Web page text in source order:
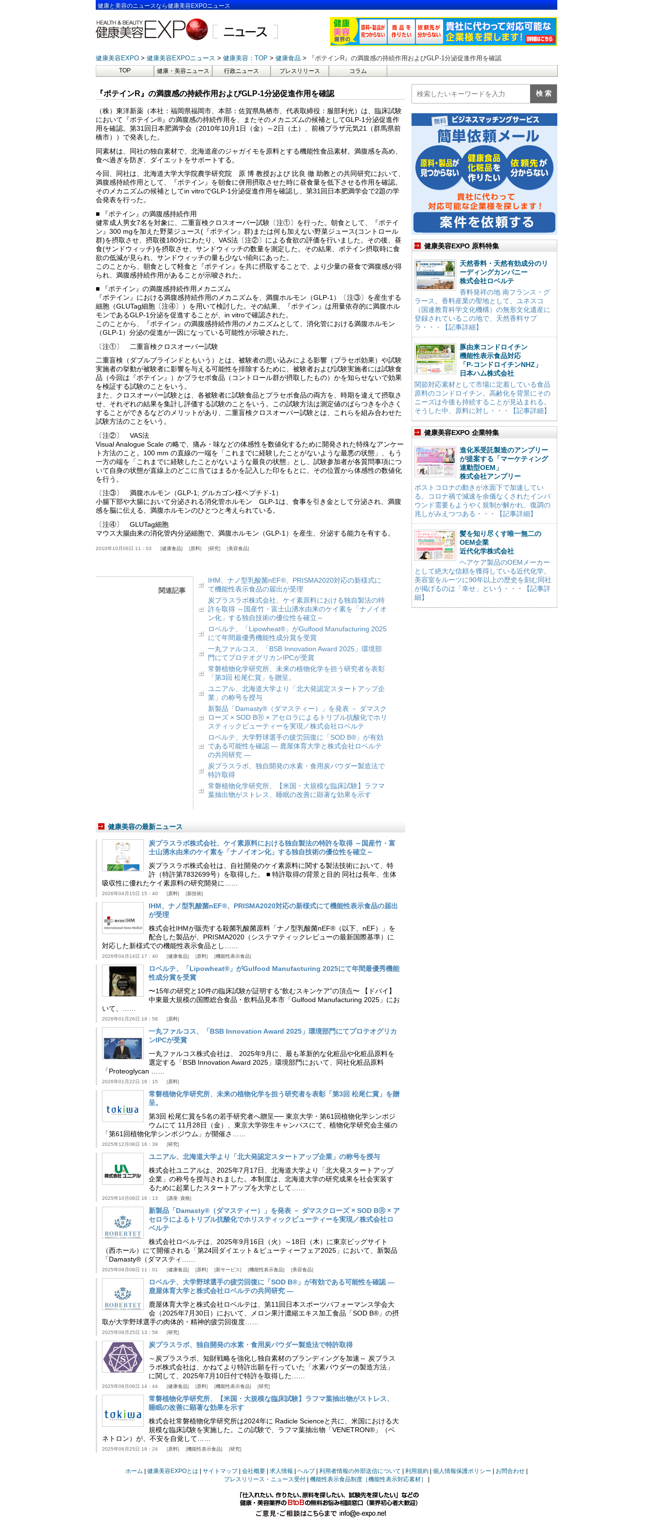
健康と美容のニュースなら健康美容EXPOニュース
健康美容EXPO 健康美容EXPOニュース 健康美容：TOP 健康食品 『ポテインR』の満腹感の持続作用およびGLP-1分泌促進作用を確認
TOP 健康・美容ニュース 行政ニュース プレスリリース コラム
『ポテインR』の満腹感の持続作用およびGLP-1分泌促進作用を確認
（株）東洋新薬（本社：福岡県福岡市、本部：佐賀県鳥栖市、代表取締役：服部利光）は、臨床試験
において『ポテイン®』の満腹感の持続作用を、またそのメカニズムの候補としてGLP-1分泌促進作
用を確認。第31回日本肥満学会（2010年10月1日（金）～2日（土）、前橋プラザ元気21（群馬県前
橋市））で発表した。
同素材は、同社の独自素材で、北海道産のジャガイモを原料とする機能性食品素材。満腹感を高め、
食べ過ぎを防ぎ、ダイエットをサポートする。
今回、同社は、北海道大学大学院農学研究院 原 博 教授および 比良 徹 助教との共同研究において、
満腹感持続作用として、『ポテイン』を朝食に併用摂取させた時に昼食量を低下させる作用を確認。
そのメカニズムの候補としてin vitroでGLP-1分泌促進作用を確認し、第31回日本肥満学会で2題の学
会発表を行った。
■ 『ポテイン』の満腹感持続作用
健常成人男女7名を対象に、二重盲検クロスオーバー試験〔注①〕を行った。朝食として、『ポテイ
ン』300 mgを加えた野菜ジュース(『ポテイン』群)または何も加えない野菜ジュース(コントロール
群)を摂取させ、摂取後180分にわたり、VAS法〔注②〕による食欲の評価を行いました。その後、昼
食(サンドウィッチ)を摂取させ、サンドウィッチの数量を測定した。その結果、ポテイン摂取時に食
欲の低減が見られ、サンドウィッチの量も少ない傾向にあった。
このことから、朝食として軽食と『ポテイン』を共に摂取することで、より少量の昼食で満腹感が得
られ、満腹感持続作用があることが示唆された。
■ 『ポテイン』の満腹感持続作用メカニズム
『ポテイン』における満腹感持続作用のメカニズムを、満腹ホルモン（GLP-1）〔注③〕を産生する
細胞（GLUTag細胞〔注④〕）を用いて検討した。その結果、『ポテイン』は用量依存的に満腹ホル
モンであるGLP-1分泌を促進することが、in vitroで確認された。
このことから、『ポテイン』の満腹感持続作用のメカニズムとして、消化管における満腹ホルモン
（GLP-1）分泌の促進が一因になっている可能性が示唆された。
〔注①〕 二重盲検クロスオーバー試験
二重盲検（ダブルブラインドともいう）とは、被験者の思い込みによる影響（プラセボ効果）や試験
実施者の挙動が被験者に影響を与える可能性を排除するために、被験者および試験実施者には試験食
品（今回は『ポテイン』）かプラセボ食品（コントロール群が摂取したもの）かを知らせないで効果
を検証する試験のことをいう。
また、クロスオーバー試験とは、各被験者に試験食品とプラセボ食品の両方を、時期を違えて摂取さ
せ、それぞれの結果を集計し評価する試験のことをいう。この試験方法は測定値のばらつきを小さく
することができるなどのメリットがあり、二重盲検クロスオーバー試験とは、これらを組み合わせた
試験方法のことをいう。
〔注②〕 VAS法
Visual Analogue Scale の略で、痛み・味などの体感性を数値化するために開発された特殊なアンケー
ト方法のこと。100 mm の直線の一端を「これまでに経験したことがないような最悪の状態」、もう
一方の端を「これまでに経験したことがないような最良の状態」とし、試験参加者が各質問事項につ
いて自身の状態が直線上のどこに当てはまるかを記入した印をもとに、その位置から体感性の数値化
を行う。
〔注③〕 満腹ホルモン（GLP-1; グルカゴン様ペプチド-1）
小腸下部や大腸において分泌される消化管ホルモン GLP-1は、食事を引き金として分泌され、満腹
感を脳に伝える、満腹ホルモンのひとつと考えられている。
〔注④〕 GLUTag細胞
マウス大腸由来の消化管内分泌細胞で、満腹ホルモン（GLP-1）を産生、分泌する能力を有する。
2010年10月06日 11：03 健康食品 原料 研究 美容食品
関連記事
IHM、ナノ型乳酸菌nEF®、PRISMA2020対応の新様式に
て機能性表示食品の届出が受理
炭プラスラボ株式会社、ケイ素原料における独自製法の特
許を取得 ～国産竹・富士山湧水由来のケイ素を「ナノイオ
ン化」する独自技術の優位性を確立～
ロベルテ、「Lipowheat®」がGulfood Manufacturing 2025
にて年間最優秀機能性成分賞を受賞
一丸ファルコス、「BSB Innovation Award 2025」環境部
門にてプロテオグリカンIPCが受賞
常磐植物化学研究所、未来の植物化学を担う研究者を表彰
「第3回 松尾仁賞」を贈呈。
ユニアル、北海道大学より「北大発認定スタートアップ企
業」の称号を授与
新製品「Damasty®（ダマスティー）」を発表 － ダマスク
ローズ × SOD BⓇ × アセロラによるトリプル抗酸化でホリ
スティックビューティーを実現／株式会社ロベルテ
ロベルテ、大学野球選手の疲労回復に「SOD B®」が有効
である可能性を確認 ― 鹿屋体育大学と株式会社ロベルテ
の共同研究 ―
炭プラスラボ、独自開発の水素・食用炭パウダー製造法で
特許取得
常磐植物化学研究所、【米国・大規模な臨床試験】ラフマ
葉抽出物がストレス、睡眠の改善に顕著な効果を示す
健康美容の最新ニュース
炭プラスラボ株式会社、ケイ素原料における独自製法の特許を取得 ～国産竹・富
士山湧水由来のケイ素を「ナノイオン化」する独自技術の優位性を確立～
炭プラスラボ株式会社は、自社開発のケイ素原料に関する製法技術において、特
許（特許第7832699号）を取得した。 ■ 特許取得の背景と目的 同社は長年、生体
吸収性に優れたケイ素原料の研究開発に……
2026年04月15日 15：40 原料 新技術
IHM、ナノ型乳酸菌nEF®、PRISMA2020対応の新様式にて機能性表示食品の届出
が受理
株式会社IHMが販売する殺菌乳酸菌原料「ナノ型乳酸菌nEF®（以下、nEF）」を
配合した製品が、PRISMA2020（システマティックレビューの最新国際基準）に
対応した新様式での機能性表示食品とし……
2026年04月14日 17：40 健康食品 原料 機能性表示食品
ロベルテ、「Lipowheat®」がGulfood Manufacturing 2025にて年間最優秀機能
性成分賞を受賞
〜15年の研究と10件の臨床試験が証明する“飲むスキンケア”の頂点〜 【ドバイ】
中東最大規模の国際総合食品・飲料品見本市「Gulfood Manufacturing 2025」にお
いて、……
2026年01月26日 19：58 原料
一丸ファルコス、「BSB Innovation Award 2025」環境部門にてプロテオグリカ
ンIPCが受賞
一丸ファルコス株式会社は、 2025年9月に、最も革新的な化粧品や化粧品原料を
選定する「BSB Innovation Award 2025」環境部門において、同社化粧品原料
「Proteoglycan ……
2026年01月22日 18：15 原料
常磐植物化学研究所、未来の植物化学を担う研究者を表彰「第3回 松尾仁賞」を贈
呈。
第3回 松尾仁賞を5名の若手研究者へ贈呈── 東京大学・第61回植物化学シンポジ
ウムにて 11月28日（金）、東京大学弥生キャンパスにて、植物化学研究会主催の
「第61回植物化学シンポジウム」が開催さ……
2025年12月08日 16：39 研究
ユニアル、北海道大学より「北大発認定スタートアップ企業」の称号を授与
株式会社ユニアルは、2025年7月17日、北海道大学より「北大発スタートアップ
企業」の称号を授与されました。本制度は、北海道大学の研究成果を社会実装す
るために起業したスタートアップを大学として……
2025年10月08日 16：13 講座･資格
新製品「Damasty®（ダマスティー）」を発表 － ダマスクローズ × SOD BⓇ × ア
セロラによるトリプル抗酸化でホリスティックビューティーを実現／株式会社ロ
ベルテ
株式会社ロベルテは、2025年9月16日（火）～18日（木）に東京ビッグサイト
（西ホール）にて開催される「第24回ダイエット＆ビューティーフェア2025」において、新製品
「Damasty®（ダマスティ……
2025年09月08日 11：01 健康食品 原料 新サービス 機能性表示食品 美容食品
ロベルテ、大学野球選手の疲労回復に「SOD B®」が有効である可能性を確認 ―
鹿屋体育大学と株式会社ロベルテの共同研究 ―
鹿屋体育大学と株式会社ロベルテは、第11回日本スポーツパフォーマンス学会大
会（2025年7月30日）において、メロン果汁濃縮エキス加工食品「SOD B®」の摂
取が大学野球選手の肉体的・精神的疲労回復度……
2025年08月25日 13：58 研究
炭プラスラボ、独自開発の水素・食用炭パウダー製造法で特許取得
～炭プラスラボ、知財戦略を強化し独自素材のブランディングを加速～ 炭プラス
ラボ株式会社は、かねてより特許出願を行っていた「水素パウダーの製造方法」
に関して、2025年7月10日付で特許を取得した……
2025年08月06日 14：44 健康食品 原料 機能性表示食品 研究
常磐植物化学研究所、【米国・大規模な臨床試験】ラフマ葉抽出物がストレス、
睡眠の改善に顕著な効果を示す
株式会社常磐植物化学研究所は2024年に Radicle Scienceと共に、米国における大
規模な臨床試験を実施した。この試験で、ラフマ葉抽出物「VENETRON®」（ベ
ネトロン）が、不安を自覚して……
2025年06月25日 18：24 原料 機能性表示食品 研究
健康美容EXPO 原料特集
天然香料・天然有効成分のリ
ーディングカンパニー
株式会社ロベルテ
香料発祥の地 南フランス・グ
ラース。香料産業の聖地として、ユネスコ
（国連教育科学文化機構）の無形文化遺産に
登録されているこの地で、天然香料サプ
ラ・・・【記事詳細】
豚由来コンドロイチン
機能性表示食品対応
「P-コンドロイチンNHZ」
日本ハム株式会社
関節対応素材として市場に定着している食品
原料のコンドロイチン。高齢化を背景にその
ニーズは今後も持続することが見込まれる。
そうした中、原料に対し・・・【記事詳細】
健康美容EXPO 企業特集
進化系受託製造のアンプリー
が提案する「マーケティング
連動型OEM」
株式会社アンプリー
ポストコロナの動きが水面下で加速してい
る。コロナ禍で減速を余儀なくされたインバ
ウンド需要もようやく規制が解かれ、復調の
兆しがみえつつある・・・【記事詳細】
髪を知り尽くす唯一無二の
OEM企業
近代化学株式会社
ヘアケア製品のOEMメーカー
として絶大な信頼を獲得している近代化学。
美容室をルーツに90年以上の歴史を刻む同社
が掲げるのは「幸せ」という・・・【記事詳
細】
ホーム 健康美容EXPOとは サイトマップ 会社概要 求人情報 ヘルプ 利用者情報の外部送信について 利用規約 個人情報保護ポリシー
お問合わせ
プレスリリース・ニュース受付
機能性表示食品制度［機能性表示対応素材］